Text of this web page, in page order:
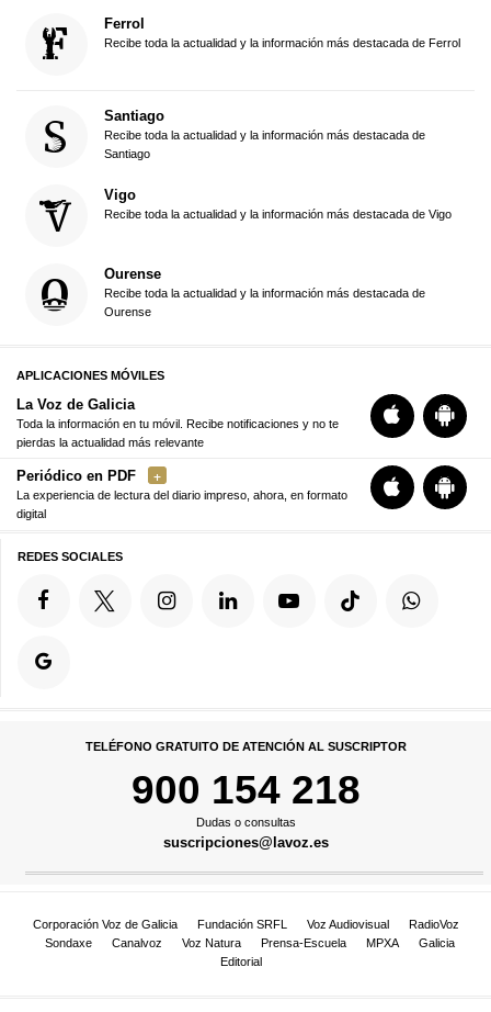
Ferrol
Recibe toda la actualidad y la información más destacada de Ferrol
Santiago
Recibe toda la actualidad y la información más destacada de
Santiago
Vigo
Recibe toda la actualidad y la información más destacada de Vigo
Ourense
Recibe toda la actualidad y la información más destacada de
Ourense
APLICACIONES MÓVILES
La Voz de Galicia
Toda la información en tu móvil. Recibe notificaciones y no te
pierdas la actualidad más relevante
Periódico en PDF
La experiencia de lectura del diario impreso, ahora, en formato
digital
REDES SOCIALES
TELÉFONO GRATUITO DE ATENCIÓN AL SUSCRIPTOR
900 154 218
Dudas o consultas
suscripciones@lavoz.es
Corporación Voz de Galicia Fundación SRFL Voz Audiovisual
RadioVoz
Sondaxe
Canalvoz Voz Natura Prensa-Escuela MPXA
Galicia
Editorial